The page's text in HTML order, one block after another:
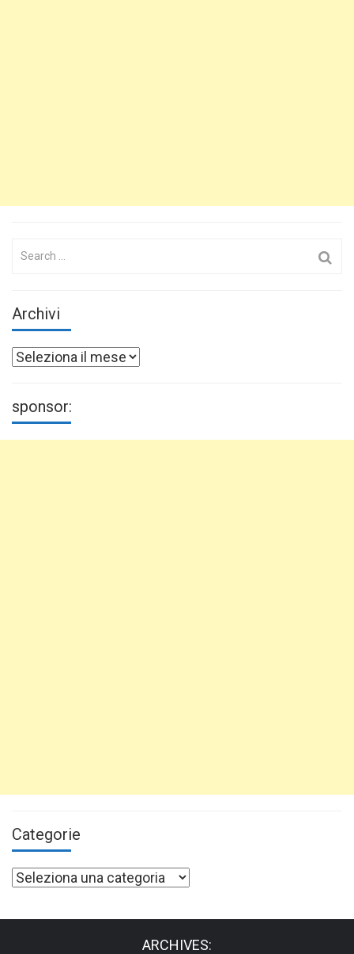
Search
Archivi
Archivi
sponsor:
Categorie
Categorie
ARCHIVES: